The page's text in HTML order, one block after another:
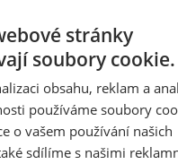
se k našemu
jako první v
stránky
soubory cookie.
obsahu, reklam a
používáme soubory
o vašem používání našich
sdílíme s našimi